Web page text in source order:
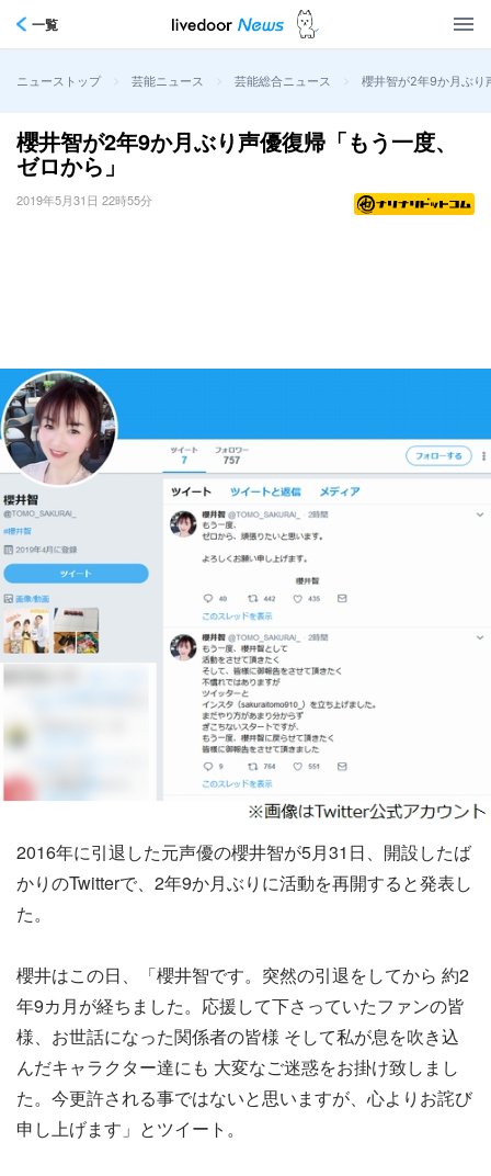
一覧
ニューストップ > 芸能ニュース > 芸能総合ニュース > 櫻井智が2年9か月ぶり
櫻井智が2年9か月ぶり声優復帰「もう一度、
ゼロから」
2019年5月31日 22時55分
2016年に引退した元声優の櫻井智が5月31日、開設したば
かりのTwitterで、2年9か月ぶりに活動を再開すると発表し
た。
櫻井はこの日、「櫻井智です。突然の引退をしてから 約2
年9カ月が経ちました。応援して下さっていたファンの皆
様、お世話になった関係者の皆様 そして私が息を吹き込
んだキャラクター達にも 大変なご迷惑をお掛け致しまし
た。今更許される事ではないと思いますが、心よりお詫び
申し上げます」とツイート。